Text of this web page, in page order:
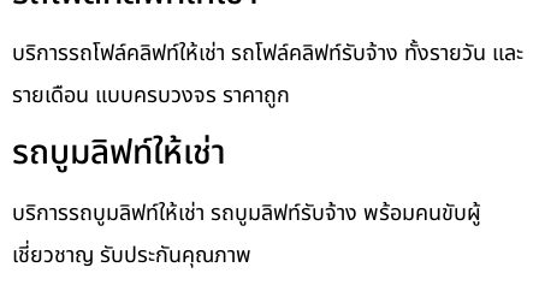
บริการรถโฟล์คลิฟท์ให้เช่า รถโฟล์คลิฟท์รับจ้าง ทั้งรายวัน และ
รายเดือน แบบครบวงจร ราคาถูก
รถบูมลิฟท์ให้เช่า
บริการรถบูมลิฟท์ให้เช่า รถบูมลิฟท์รับจ้าง พร้อมคนขับผู้
เชี่ยวชาญ รับประกันคุณภาพ